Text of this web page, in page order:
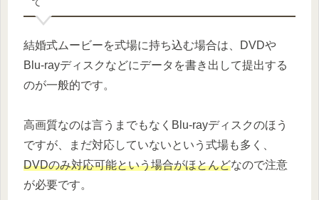
結婚式ムービーを式場に持ち込む場合は、DVDや
Blu-rayディスクなどにデータを書き出して提出する
のが一般的です。
高画質なのは言うまでもなくBlu-rayディスクのほう
ですが、まだ対応していないという式場も多く、
DVDのみ対応可能という場合がほとんどなので注意
が必要です。